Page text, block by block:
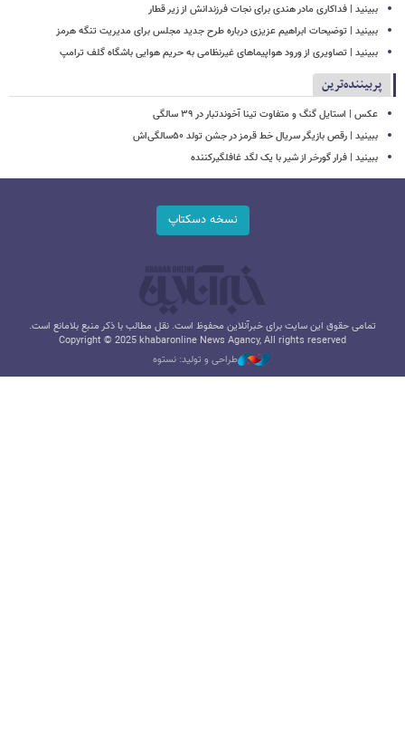
ببینید | فداکاری مادر هندی برای نجات فرزندانش از زیر قطار
ببینید | توضیحات ابراهیم عزیزی درباره طرح جدید مجلس برای مدیریت تنگه هرمز
ببینید | تصاویری از ورود هواپیماهای غیرنظامی به حریم هوایی باشگاه گلف ترامپ
پربیننده‌ترین
عکس | استایل گنگ و متفاوت تینا آخوندتبار در ۳۹ سالگی
ببینید | رقص بازیگر سریال خط قرمز در جشن تولد ۵۰سالگی‌اش
ببینید | فرار گورخر از شیر با یک لگد غافلگیرکننده
نسخه دسکتاپ
تمامی حقوق این سایت برای خبرآنلاین محفوظ است. نقل مطالب با ذکر منبع بلامانع است.
Copyright © 2025 khabaronline News Agancy, All rights reserved
طراحی و تولید: نستوه